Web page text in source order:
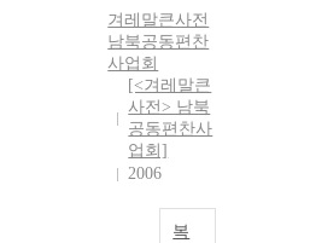
겨레말큰사전
남북공동편찬
사업회
[<겨레말큰
사전> 남북
공동편찬사
업회]
2006
복